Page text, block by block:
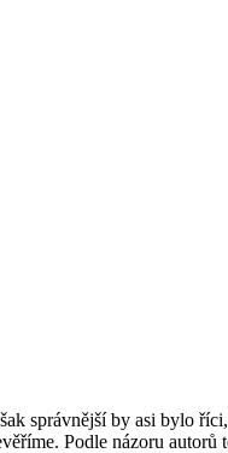
správnější by asi bylo
Podle názoru autorů